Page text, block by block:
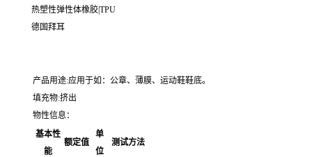
热塑性弹性体橡胶|TPU
德国拜耳
产品用途:应用于如：公章、薄膜、运动鞋鞋底。
填充物:挤出
物性信息：
基本性
能
额定值
单
位
测试方法